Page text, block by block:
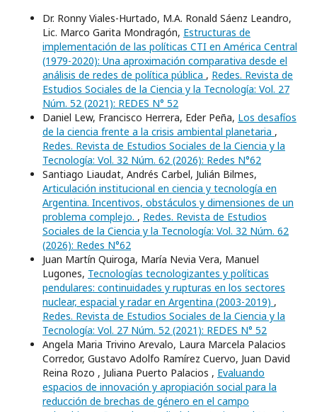
Dr. Ronny Viales-Hurtado, M.A. Ronald Sáenz Leandro,
Lic. Marco Garita Mondragón, Estructuras de
implementación de las políticas CTI en América Central
(1979-2020): Una aproximación comparativa desde el
análisis de redes de política pública , Redes. Revista de
Estudios Sociales de la Ciencia y la Tecnología: Vol. 27
Núm. 52 (2021): REDES N° 52
Daniel Lew, Francisco Herrera, Eder Peña, Los desafíos
de la ciencia frente a la crisis ambiental planetaria ,
Redes. Revista de Estudios Sociales de la Ciencia y la
Tecnología: Vol. 32 Núm. 62 (2026): Redes N°62
Santiago Liaudat, Andrés Carbel, Julián Bilmes,
Articulación institucional en ciencia y tecnología en
Argentina. Incentivos, obstáculos y dimensiones de un
problema complejo. , Redes. Revista de Estudios
Sociales de la Ciencia y la Tecnología: Vol. 32 Núm. 62
(2026): Redes N°62
Juan Martín Quiroga, María Nevia Vera, Manuel
Lugones, Tecnologías tecnologizantes y políticas
pendulares: continuidades y rupturas en los sectores
nuclear, espacial y radar en Argentina (2003-2019) ,
Redes. Revista de Estudios Sociales de la Ciencia y la
Tecnología: Vol. 27 Núm. 52 (2021): REDES N° 52
Angela Maria Trivino Arevalo, Laura Marcela Palacios
Corredor, Gustavo Adolfo Ramírez Cuervo, Juan David
Reina Rozo , Juliana Puerto Palacios , Evaluando
espacios de innovación y apropiación social para la
reducción de brechas de género en el campo